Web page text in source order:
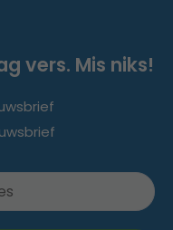
vers. Mis niks!